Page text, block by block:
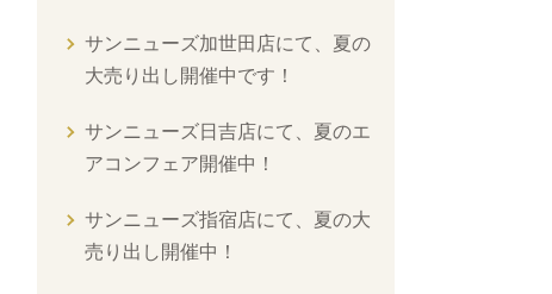
サンニューズ加世田店にて、夏の
大売り出し開催中です！
サンニューズ日吉店にて、夏のエ
アコンフェア開催中！
サンニューズ指宿店にて、夏の大
売り出し開催中！